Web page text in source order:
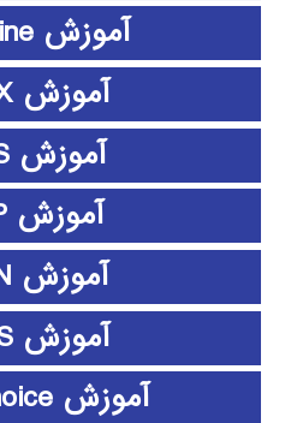
آموزش clementine
آموزش CPLEX
آموزش EDIUS
آموزش EMTP
آموزش ePLAN
آموزش ETABS
آموزش expert choice